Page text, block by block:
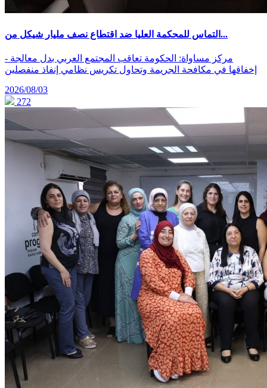
التماس للمحكمة العليا ضد اقتطاع نصف مليار شيكل من...
- مركز مساواة: الحكومة تعاقب المجتمع العربي بدل معالجة
إخفاقها في مكافحة الجريمة وتحاول تكريس نظامي إنفاذ منفصلين
2026/08/03
272